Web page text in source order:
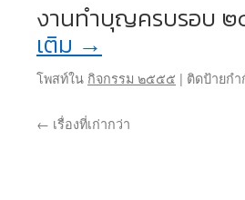
งานทำบุญครบรอบ
เติม →
โพสท์ใน กิจกรรม ๒๕๕๕ | ติดป้ายกำ
← เรื่องที่เก่ากว่า